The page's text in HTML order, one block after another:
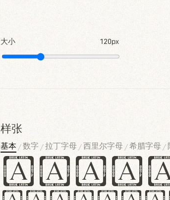
大小 120px
样张
基本 /数字 /拉丁字母 /西里尔字母 /希腊字母 /